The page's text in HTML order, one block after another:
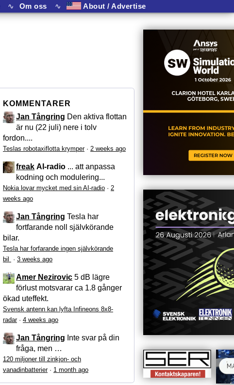
∿ Om oss ∿ About / Advertise
KOMMENTARER
Jan Tångring Den aktiva flottan
är nu (22 juli) nere i tolv
fordon....
Teslas robotaxiflotta krymper· 2 weeks ago
freak AI-radio ... att anpassa
kodning och modulering...
Nokia lovar mycket med sin AI-radio · 2
weeks ago
Jan Tångring Tesla har
fortfarande noll självkörande
bilar.
Tesla har forfarande ingen självkörande
bil
· 3 weeks ago
Amer Nezirovic 5 dB lägre
förlust motsvarar ca 1.8 gånger
ökad uteffekt.
Svensk antenn kan lyfta Infineons 8x8-
radar· 4 weeks ago
Jan Tångring Inte svar på din
fråga, men …
120 miljoner till zinkjon- och
vanadinbatterier· 1 month ago